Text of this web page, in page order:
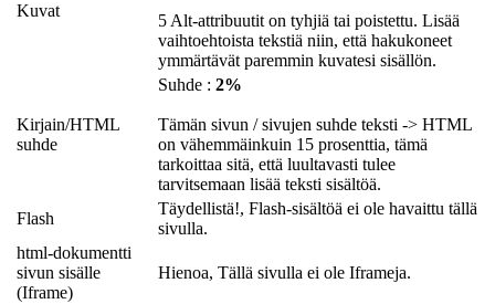
Kuvat
5 Alt-attribuutit on tyhjiä tai poistettu. Lisää
vaihtoehtoista tekstiä niin, että hakukoneet
ymmärtävät paremmin kuvatesi sisällön.
Kirjain/HTML
suhde
Suhde : 2%
Tämän sivun / sivujen suhde teksti -> HTML
on vähemmäinkuin 15 prosenttia, tämä
tarkoittaa sitä, että luultavasti tulee
tarvitsemaan lisää teksti sisältöä.
Flash
Täydellistä!, Flash-sisältöä ei ole havaittu tällä
sivulla.
html-dokumentti
sivun sisälle
(Iframe)
Hienoa, Tällä sivulla ei ole Iframeja.